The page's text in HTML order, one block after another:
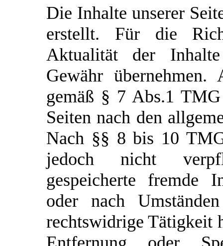
Die Inhalte unserer
erstellt. Für die
Aktualität der
Gewähr
gemäß § 7 Abs.1
Seiten nach den
Nach §§ 8 bis 10
jedoch nicht
gespeicherte fremde
oder nach
rechtswidrige Tätigkeit